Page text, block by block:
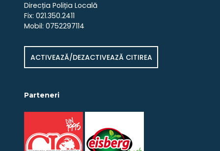
Direcția Poliția Locală
Fix: 021.350.2411
Mobil: 0752297114
ACTIVEAZĂ/DEZACTIVEAZĂ CITIREA
Parteneri